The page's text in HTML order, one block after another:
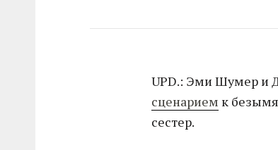
UPD.: Эми Шумер и
сценарием к
сестер.